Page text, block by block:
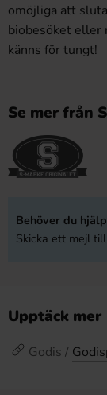
omöjliga att
biobesöket eller
känns för tungt!
Se mer från
Behöver du
Skicka ett mejl till
Upptäck mer
Godis /